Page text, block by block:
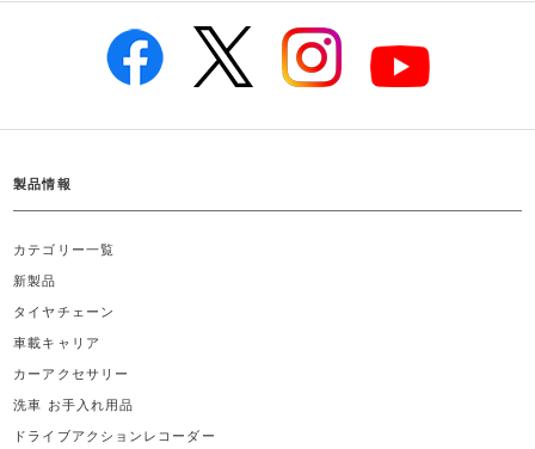
製品情報
カテゴリー一覧
新製品
タイヤチェーン
車載キャリア
カーアクセサリー
洗車 お手入れ用品
ドライブアクションレコーダー